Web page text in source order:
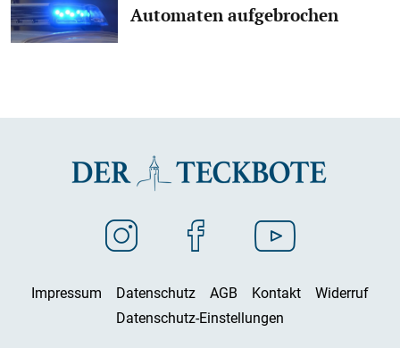
Automaten aufgebrochen
Impressum Datenschutz AGB Kontakt
Widerruf
Datenschutz-Einstellungen